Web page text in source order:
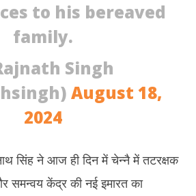
to his bereaved
family.
Singh
August 18,
2024
सिंह ने आज ही दिन में चेन्नै में तटरक्षक
समन्वय केंद्र की नई इमारत का